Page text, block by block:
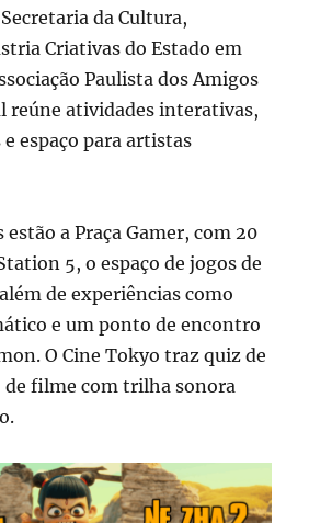
da Cultura,
Criativas do Estado em
Paulista dos Amigos
reúne atividades interativas,
espaço para artistas
estão a Praça Gamer, com 20
5, o espaço de jogos de
de experiências como
e um ponto de encontro
O Cine Tokyo traz quiz de
de filme com trilha sonora